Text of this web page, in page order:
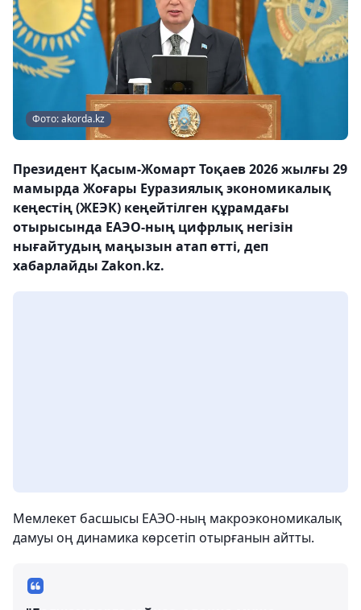
Фото: akorda.kz
Президент Қасым-Жомарт Тоқаев 2026 жылғы 29
мамырда Жоғары Еуразиялық экономикалық
кеңестің (ЖЕЭК) кеңейтілген құрамдағы
отырысында ЕАЭО-ның цифрлық негізін
нығайтудың маңызын атап өтті, деп
хабарлайды Zakon.kz.
Мемлекет басшысы ЕАЭО-ның макроэкономикалық
дамуы оң динамика көрсетіп отырғанын айтты.